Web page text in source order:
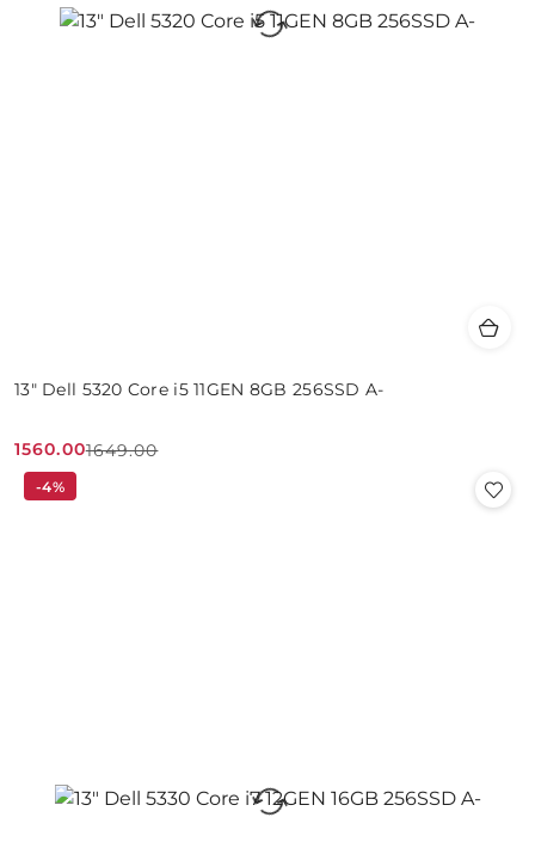
13" Dell 5320 Core i5 11GEN 8GB 256SSD A-
Cena
promocyjna:
1560.00
Cena
przed
1649.00
-4%